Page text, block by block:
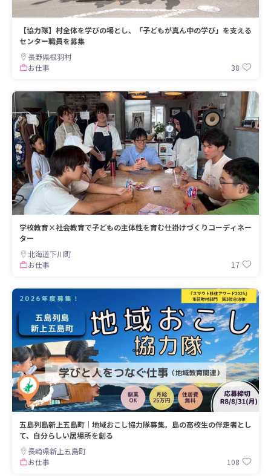
【協力隊】村全体を学びの場とし、「子どもが真ん中の学び」を支える
センター職員を募集
長野県根羽村
お仕事
38
学校教育×社会教育で子どもの主体性を育む仕掛けづくりコーディネー
ター
北海道下川町
お仕事
17
五島列島新上五島町｜地域おこし協力隊募集。島の高校生の伴走者とし
て、自分らしい居場所を創る
長崎県新上五島町
お仕事
108